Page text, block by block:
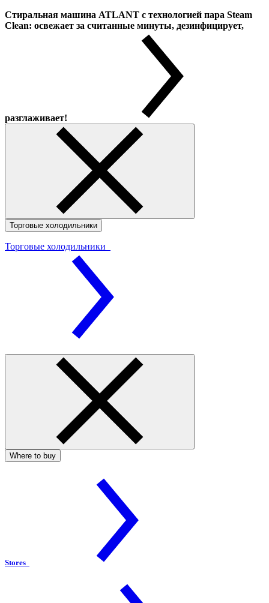
Стиральная машина ATLANT с технологией пара Steam
Clean: освежает за считанные минуты, дезинфицирует,
разглаживает!
Торговые холодильники
Торговые холодильники
Where to buy
Stores